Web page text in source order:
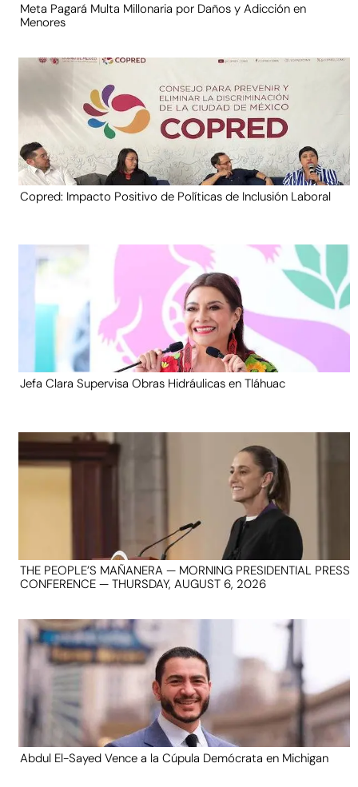
Meta Pagará Multa Millonaria por Daños y Adicción en
Menores
Copred: Impacto Positivo de Políticas de Inclusión Laboral
Jefa Clara Supervisa Obras Hidráulicas en Tláhuac
THE PEOPLE’S MAÑANERA — MORNING PRESIDENTIAL PRESS
CONFERENCE — THURSDAY, AUGUST 6, 2026
Abdul El-Sayed Vence a la Cúpula Demócrata en Michigan